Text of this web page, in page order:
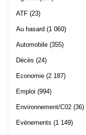
ATF (23)
Au hasard (1 060)
Automobile (355)
Décès (24)
Economie (2 187)
Emploi (994)
Environnement/C02 (36)
Evènements (1 149)